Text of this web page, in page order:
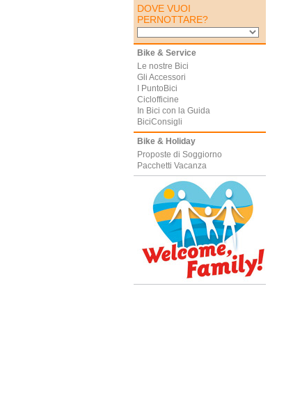
DOVE VUOI
PERNOTTARE?
Bike & Service
Le nostre Bici
Gli Accessori
I PuntoBici
Ciclofficine
In Bici con la Guida
BiciConsigli
Bike & Holiday
Proposte di Soggiorno
Pacchetti Vacanza